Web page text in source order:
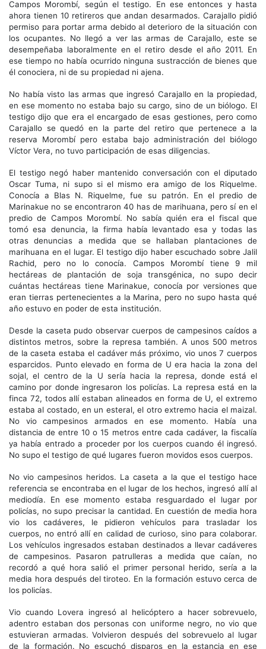
Campos Morombí, según el testigo. En ese entonces y hasta
ahora tienen 10 retireros que andan desarmados. Carajallo pidió
permiso para portar arma debido al deterioro de la situación con
los ocupantes. No llegó a ver las armas de Carajallo, este se
desempeñaba laboralmente en el retiro desde el año 2011. En
ese tiempo no había ocurrido ninguna sustracción de bienes que
él conociera, ni de su propiedad ni ajena.
No había visto las armas que ingresó Carajallo en la propiedad,
en ese momento no estaba bajo su cargo, sino de un biólogo. El
testigo dijo que era el encargado de esas gestiones, pero como
Carajallo se quedó en la parte del retiro que pertenece a la
reserva Morombí pero estaba bajo administración del biólogo
Víctor Vera, no tuvo participación de esas diligencias.
El testigo negó haber mantenido conversación con el diputado
Oscar Tuma, ni supo si el mismo era amigo de los Riquelme.
Conocía a Blas N. Riquelme, fue su patrón. En el predio de
Marinakue no se encontraron 40 has de marihuana, pero sí en el
predio de Campos Morombí. No sabía quién era el fiscal que
tomó esa denuncia, la firma había levantado esa y todas las
otras denuncias a medida que se hallaban plantaciones de
marihuana en el lugar. El testigo dijo haber escuchado sobre Jalil
Rachid, pero no lo conocía. Campos Morombí tiene 9 mil
hectáreas de plantación de soja transgénica, no supo decir
cuántas hectáreas tiene Marinakue, conocía por versiones que
eran tierras pertenecientes a la Marina, pero no supo hasta qué
año estuvo en poder de esta institución.
Desde la caseta pudo observar cuerpos de campesinos caídos a
distintos metros, sobre la represa también. A unos 500 metros
de la caseta estaba el cadáver más próximo, vio unos 7 cuerpos
esparcidos. Punto elevado en forma de U era hacia la zona del
sojal, el centro de la U sería hacia la represa, donde está el
camino por donde ingresaron los policías. La represa está en la
finca 72, todos allí estaban alineados en forma de U, el extremo
estaba al costado, en un esteral, el otro extremo hacia el maizal.
No vio campesinos armados en ese momento. Había una
distancia de entre 10 o 15 metros entre cada cadáver, la fiscalía
ya había entrado a proceder por los cuerpos cuando él ingresó.
No supo el testigo de qué lugares fueron movidos esos cuerpos.
No vio campesinos heridos. La caseta a la que el testigo hace
referencia se encontraba en el lugar de los hechos, ingresó allí al
mediodía. En ese momento estaba resguardado el lugar por
policías, no supo precisar la cantidad. En cuestión de media hora
vio los cadáveres, le pidieron vehículos para trasladar los
cuerpos, no entró allí en calidad de curioso, sino para colaborar.
Los vehículos ingresados estaban destinados a llevar cadáveres
de campesinos. Pasaron patrulleras a medida que caían, no
recordó a qué hora salió el primer personal herido, sería a la
media hora después del tiroteo. En la formación estuvo cerca de
los policías.
Vio cuando Lovera ingresó al helicóptero a hacer sobrevuelo,
adentro estaban dos personas con uniforme negro, no vio que
estuvieran armadas. Volvieron después del sobrevuelo al lugar
de la formación. No escuchó disparos en la estancia en ese